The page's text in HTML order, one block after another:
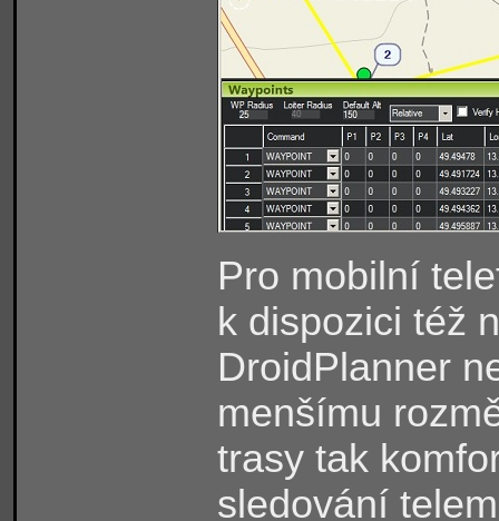
Pro mobilní
k dispozici též
DroidPlanner
menšímu
trasy tak
sledování